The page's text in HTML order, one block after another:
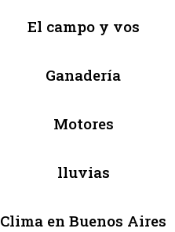
El campo y vos
Ganadería
Motores
lluvias
Clima en Buenos Aires